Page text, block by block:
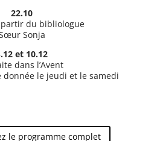
22.10
du bibliologue
Sonja
et 10.12
dans l’Avent
le jeudi et le samedi
le programme complet